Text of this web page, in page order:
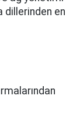
dillerinden en